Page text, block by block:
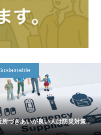
所づきあいが良い人は防災対策...